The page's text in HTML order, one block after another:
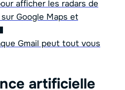
afficher les radars de
Google Maps et
Gmail peut tout vous
artificielle